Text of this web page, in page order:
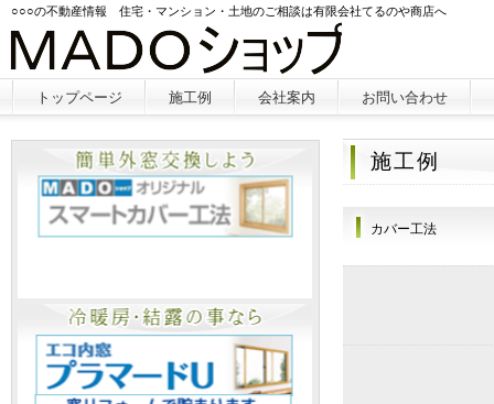
○○○の不動産情報 住宅・マンション・土地のご相談は有限会社てるのや商店へ
施工例
カバー工法
トップページ 施工例 会社案内 お問い合わせ